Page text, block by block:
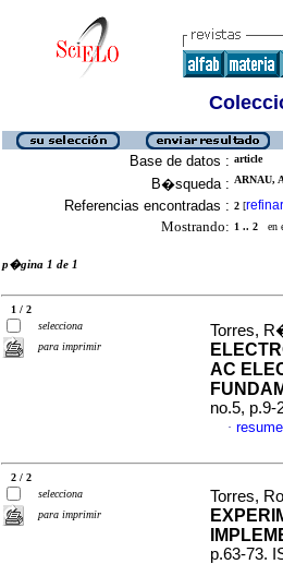
Base de datos : article
B�squeda : ARNAU,
Referencias encontradas : 2 [refinar
Mostrando: 1 .. 2 en
p�gina 1 de 1
1 / 2
selecciona
para imprimir
Torres,
AC
no.5, p.9-
·
2 / 2
selecciona
para imprimir
Torres,
p.63-73.